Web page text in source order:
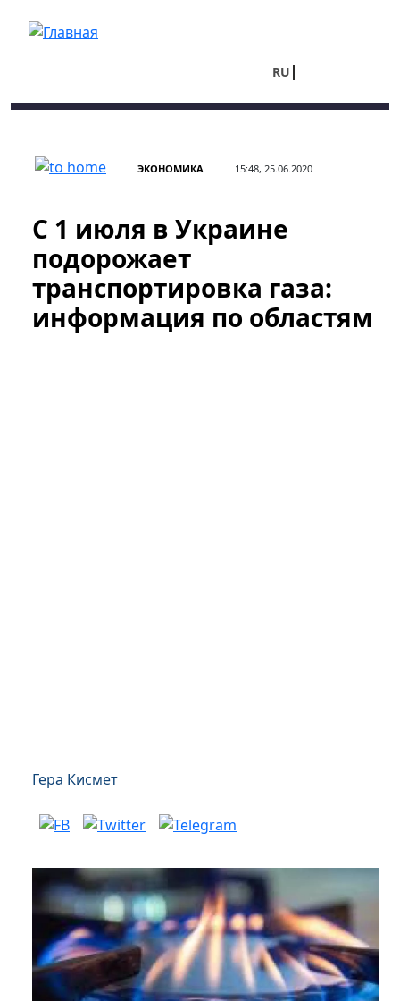
RU
ЭКОНОМИКА 15:48, 25.06.2020
С 1 июля в Украине
подорожает
транспортировка газа:
информация по областям
Гера Кисмет